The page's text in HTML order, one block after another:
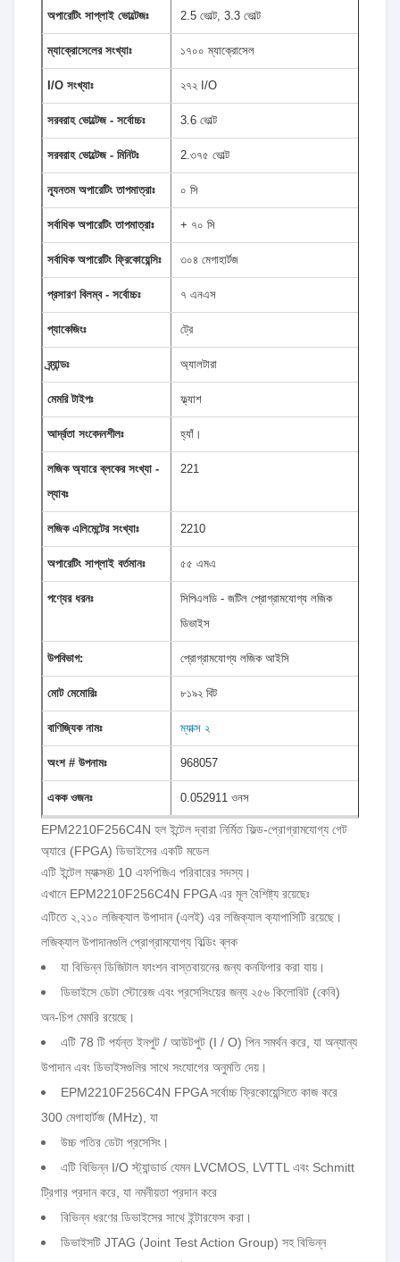
অপারেটিং সাপ্লাই ভোল্টেজঃ 2.5 ভোল্ট, 3.3 ভোল্ট
ম্যাক্রোসেলের সংখ্যাঃ ১৭০০ ম্যাক্রোসেল
I/O সংখ্যাঃ ২৭২ I/O
সরবরাহ ভোল্টেজ - সর্বোচ্চঃ 3.6 ভোল্ট
সরবরাহ ভোল্টেজ - মিনিটঃ 2.৩৭৫ ভোল্ট
ন্যূনতম অপারেটিং তাপমাত্রাঃ ০ সি
সর্বাধিক অপারেটিং তাপমাত্রাঃ + ৭০ সি
সর্বাধিক অপারেটিং ফ্রিকোয়েন্সিঃ ৩০৪ মেগাহার্টজ
প্রসারণ বিলম্ব - সর্বোচ্চঃ ৭ এনএস
প্যাকেজিংঃ ট্রে
ব্র্যান্ডঃ অ্যালটারা
মেমরি টাইপঃ ফ্ল্যাশ
আর্দ্রতা সংবেদনশীলঃ হ্যাঁ।
লজিক অ্যারে ব্লকের সংখ্যা -
ল্যাবঃ
221
লজিক এলিমেন্টের সংখ্যাঃ 2210
অপারেটিং সাপ্লাই বর্তমানঃ ৫৫ এমএ
পণ্যের ধরনঃ
সিপিএলডি - জটিল প্রোগ্রামযোগ্য লজিক
ডিভাইস
উপবিভাগ: প্রোগ্রামযোগ্য লজিক আইসি
মোট মেমোরিঃ ৮১৯২ বিট
বাণিজ্যিক নামঃ ম্যাক্স ২
অংশ # উপনামঃ 968057
একক ওজনঃ 0.052911 ওনস
EPM2210F256C4N হল ইন্টেল দ্বারা নির্মিত ফিল্ড-প্রোগ্রামযোগ্য গেট
অ্যারে (FPGA) ডিভাইসের একটি মডেল
এটি ইন্টেল ম্যাক্স® 10 এফপিজিএ পরিবারের সদস্য।
এখানে EPM2210F256C4N FPGA এর মূল বৈশিষ্ট্য রয়েছেঃ
এটিতে ২,২১০ লজিক্যাল উপাদান (এলই) এর লজিক্যাল ক্যাপাসিটি রয়েছে।
লজিক্যাল উপাদানগুলি প্রোগ্রামযোগ্য বিল্ডিং ব্লক
যা বিভিন্ন ডিজিটাল ফাংশন বাস্তবায়নের জন্য কনফিগার করা যায়।
ডিভাইসে ডেটা স্টোরেজ এবং প্রসেসিংয়ের জন্য ২৫৬ কিলোবিট (কেবি)
অন-চিপ মেমরি রয়েছে।
এটি 78 টি পর্যন্ত ইনপুট / আউটপুট (I / O) পিন সমর্থন করে, যা অন্যান্য
উপাদান এবং ডিভাইসগুলির সাথে সংযোগের অনুমতি দেয়।
EPM2210F256C4N FPGA সর্বোচ্চ ফ্রিকোয়েন্সিতে কাজ করে
300 মেগাহার্টজ (MHz), যা
উচ্চ গতির ডেটা প্রসেসিং।
এটি বিভিন্ন I/O স্ট্যান্ডার্ড যেমন LVCMOS, LVTTL এবং Schmitt
ট্রিগার প্রদান করে, যা নমনীয়তা প্রদান করে
বিভিন্ন ধরণের ডিভাইসের সাথে ইন্টারফেস করা।
ডিভাইসটি JTAG (Joint Test Action Group) সহ বিভিন্ন